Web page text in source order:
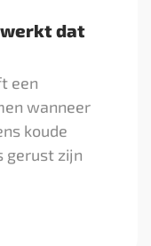
dat
een
wanneer
koude
gerust zijn